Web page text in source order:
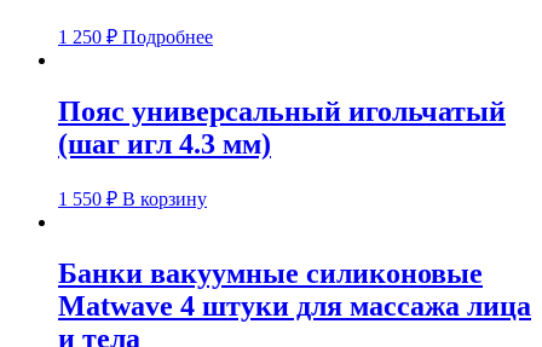
1 250 ₽ Подробнее
Пояс универсальный игольчатый
(шаг игл 4.3 мм)
1 550 ₽ В корзину
Банки вакуумные силиконовые
Matwave 4 штуки для массажа лица
и тела